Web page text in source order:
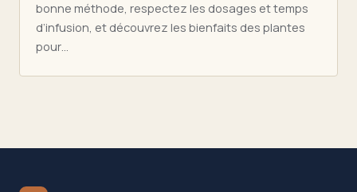
bonne méthode, respectez les dosages et temps
d’infusion, et découvrez les bienfaits des plantes
pour…